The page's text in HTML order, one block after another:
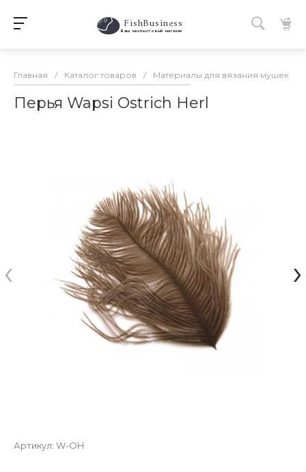
FishBusiness
Ваш нахлыстовый магазин
Главная / Каталог товаров / Материалы для вязания мушек
Перья Wapsi Ostrich Herl
‹ ›
Артикул: W-OH